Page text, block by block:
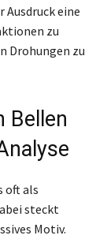
eine
zu
Drohungen zu
Bellen
oft als
steckt
Motiv.